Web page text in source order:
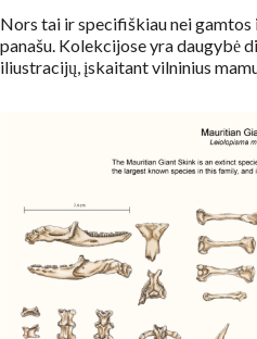
Nors tai ir specifiškiau nei
panašu. Kolekcijose yra daugybė
iliustracijų, įskaitant vilninius